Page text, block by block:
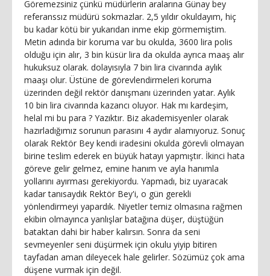
Göremezsiniz çünkü müdürlerin aralarına Günay bey
referanssız müdürü sokmazlar. 2,5 yıldır okuldayım, hiç
bu kadar kötü bir yukarıdan inme ekip görmemiştim.
Metin adında bir koruma var bu okulda, 3600 lira polis
olduğu için alır, 3 bin küsür lira da okulda ayrıca maaş alır
hukuksuz olarak. dolayısıyla 7 bin lira civarında aylık
maaşı olur. Üstüne de görevlendirmeleri koruma
üzerinden değil rektör danışmanı üzerinden yatar. Aylık
10 bin lira civarında kazancı oluyor. Hak mı kardeşim,
helal mi bu para ? Yazıktır. Biz akademisyenler olarak
hazırladığımız sorunun parasını 4 aydır alamıyoruz. Sonuç
olarak Rektör Bey kendi iradesini okulda görevli olmayan
birine teslim ederek en büyük hatayı yapmıştır. İkinci hata
göreve gelir gelmez, emine hanım ve ayla hanımla
yollarını ayırması gerekiyordu. Yapmadı, biz uyaracak
kadar tanısaydık Rektör Bey'i, o gün gerekli
yönlendirmeyi yapardık. Niyetler temiz olmasına rağmen
ekibin olmayınca yanlışlar batağına düşer, düştüğün
bataktan dahi bir haber kalırsın. Sonra da seni
sevmeyenler seni düşürmek için okulu yiyip bitiren
tayfadan aman dileyecek hale gelirler. Sözümüz çok ama
düşene vurmak için değil.